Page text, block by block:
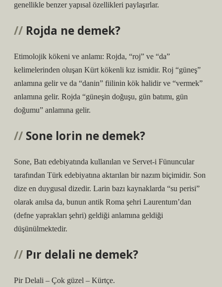
genellikle benzer yapısal özellikleri paylaşırlar.
Rojda ne demek?
Etimolojik kökeni ve anlamı: Rojda, “roj” ve “da”
kelimelerinden oluşan Kürt kökenli kız ismidir. Roj “güneş”
anlamına gelir ve da “danin” fiilinin kök halidir ve “vermek”
anlamına gelir. Rojda “güneşin doğuşu, gün batımı, gün
doğumu” anlamına gelir.
Sone lorin ne demek?
Sone, Batı edebiyatında kullanılan ve Servet-i Fünuncular
tarafından Türk edebiyatına aktarılan bir nazım biçimidir. Son
dize en duygusal dizedir. Larin bazı kaynaklarda “su perisi”
olarak anılsa da, bunun antik Roma şehri Laurentum’dan
(defne yaprakları şehri) geldiği anlamına geldiği
düşünülmektedir.
Pır delali ne demek?
Pir Delali – Çok güzel – Kürtçe.